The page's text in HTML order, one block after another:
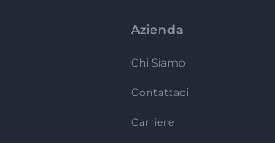
Azienda
Chi Siamo
Contattaci
Carriere